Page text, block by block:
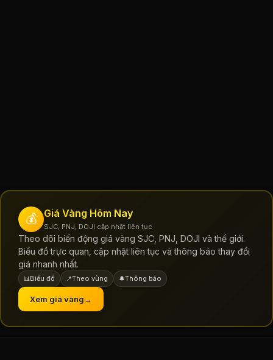
💰 Giá Vàng Hôm Nay
SJC, PNJ, DOJI cập nhật liên tục
Theo dõi biến động giá vàng SJC, PNJ, DOJI và thế giới.
Biểu đồ trực quan, cập nhật liên tục và thông báo thay đổi
giá nhanh nhất.
📊 Biểu đồ 📍Theo vùng 🔔Thông báo
Xem giá vàng→